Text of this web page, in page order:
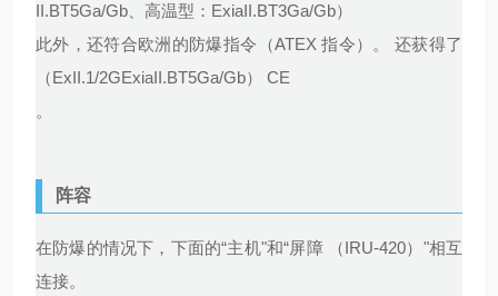
II.BT5Ga/Gb、高温型：ExiaII.BT3Ga/Gb）
此外，还符合欧洲的防爆指令（ATEX 指令）。 还获得了
（ExII.1/2GExiaII.BT5Ga/Gb） CE
。
阵容
在防爆的情况下，下面的“主机"和“屏障 （IRU-420）"相互
连接。